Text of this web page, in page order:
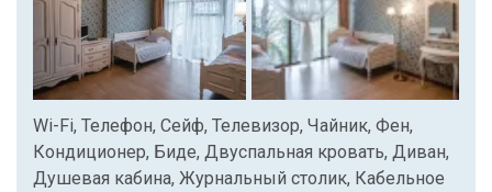
Wi-Fi, Телефон, Сейф, Телевизор, Чайник, Фен,
Кондиционер, Биде, Двуспальная кровать, Диван,
Душевая кабина, Журнальный столик, Кабельное